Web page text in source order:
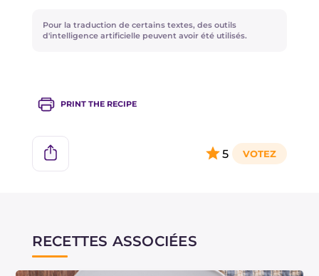
Pour la traduction de certains textes, des outils
d'intelligence artificielle peuvent avoir été utilisés.
PRINT THE RECIPE
5
RECETTES ASSOCIÉES